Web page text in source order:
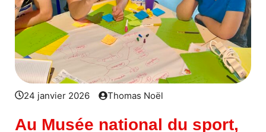
24 janvier 2026 Thomas Noël
Au Musée national du sport,